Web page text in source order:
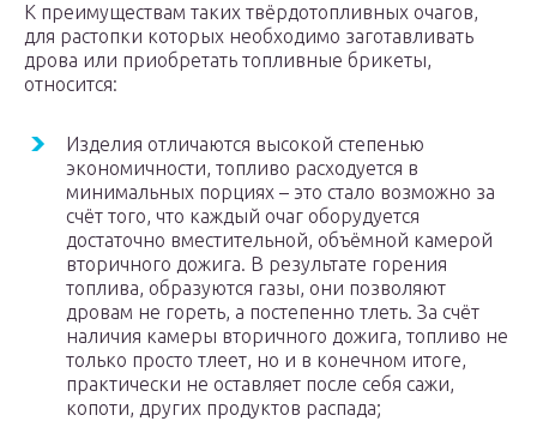
К преимуществам таких твёрдотопливных очагов,
для растопки которых необходимо заготавливать
дрова или приобретать топливные брикеты,
относится:
Изделия отличаются высокой степенью
экономичности, топливо расходуется в
минимальных порциях – это стало возможно за
счёт того, что каждый очаг оборудуется
достаточно вместительной, объёмной камерой
вторичного дожига. В результате горения
топлива, образуются газы, они позволяют
дровам не гореть, а постепенно тлеть. За счёт
наличия камеры вторичного дожига, топливо не
только просто тлеет, но и в конечном итоге,
практически не оставляет после себя сажи,
копоти, других продуктов распада;